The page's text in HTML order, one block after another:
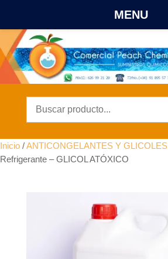
Inicio /ANTICONGELANTES Y GLICOLES
Refrigerante – GLICOL ATÓXICO
MENU